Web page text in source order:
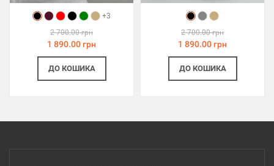
+3
2 700.00 грн
1 890.00 грн
ДО КОШИКА
2 700.00 грн
1 890.00 грн
ДО КОШИКА